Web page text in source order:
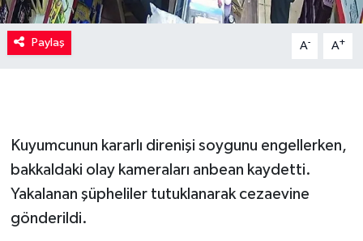
Paylaş A- A+
Kuyumcunun kararlı direnişi soygunu engellerken,
bakkaldaki olay kameraları anbean kaydetti.
Yakalanan şüpheliler tutuklanarak cezaevine
gönderildi.